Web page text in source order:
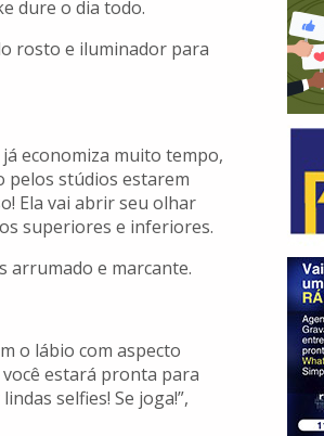
dure o dia todo.
rosto e iluminador para
economiza muito tempo,
pelos stúdios estarem
Ela vai abrir seu olhar
superiores e inferiores.
arrumado e marcante.
o lábio com aspecto
você estará pronta para
selfies! Se joga!”,